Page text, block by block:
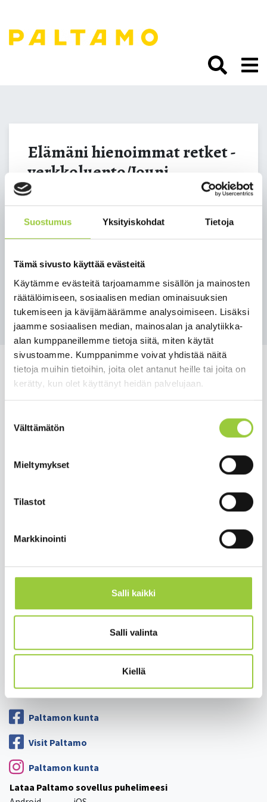
Suostumus Yksityiskohdat Tietoja
Tämä sivusto käyttää evästeitä
Käytämme evästeitä tarjoamamme sisällön ja mainosten
räätälöimiseen, sosiaalisen median ominaisuuksien
tukemiseen ja kävijämäärämme analysoimiseen. Lisäksi
jaamme sosiaalisen median, mainosalan ja analytiikka-
alan kumppaneillemme tietoja siitä, miten käytät
sivustoamme. Kumppanimme voivat yhdistää näitä
tietoja muihin tietoihin, joita olet antanut heille tai joita on
kerätty, kun olet käyttänyt heidän palvelujaan.
valinta
Välttämätön
Mieltymykset
Tilastot
Markkinointi
Salli kaikki
Salli valinta
Kiellä
Elämäni hienoimmat
retket -
verkkoluento/Jouni
Laaksonen
Elämäni hienoimmat retket -
verkkoluento/Jouni
Laaksonen
17.01.2024 18:00
ilmoittautumalla uusi.opistopalvelut.fi/paltamo
Paltamon kansalaisopisto
Takaisin tapahtumiin
paltamon.kunta(at)paltamo.fi
Varhaiskasvatus ja opetus
Työ ja elinkeinot
Lomakkeet
Paltamon kunta
Visit Paltamo
Paltamon kunta
Lataa Paltamo sovellus puhelimeesi